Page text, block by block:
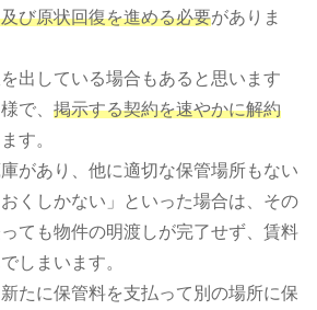
び原状回復を進める必要がありま
出している場合もあると思います
で、 掲示する契約を速やかに解約
す。
庫があり、他に適切な保管場所もない
くしかない」といった場合は、その
ても物件の明渡しが完了せず、賃料
しまいます。
たに保管料を支払って別の場所に保